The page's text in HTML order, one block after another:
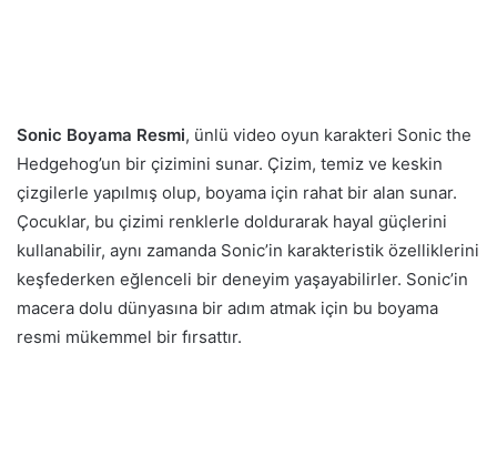
Sonic Boyama Resmi, ünlü video oyun karakteri Sonic the
Hedgehog’un bir çizimini sunar. Çizim, temiz ve keskin
çizgilerle yapılmış olup, boyama için rahat bir alan sunar.
Çocuklar, bu çizimi renklerle doldurarak hayal güçlerini
kullanabilir, aynı zamanda Sonic’in karakteristik özelliklerini
keşfederken eğlenceli bir deneyim yaşayabilirler. Sonic’in
macera dolu dünyasına bir adım atmak için bu boyama
resmi mükemmel bir fırsattır.